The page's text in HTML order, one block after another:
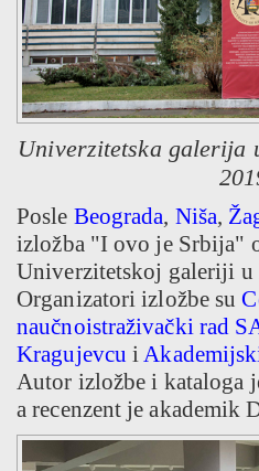
Univerzitetska galerija
Posle Beograda, Niša,
izložba "I ovo je Srbija"
Univerzitetskoj galeriji u
Organizatori izložbe su
naučnoistraživački rad
Kragujevcu i
Autor izložbe i kataloga
a recenzent je akademik